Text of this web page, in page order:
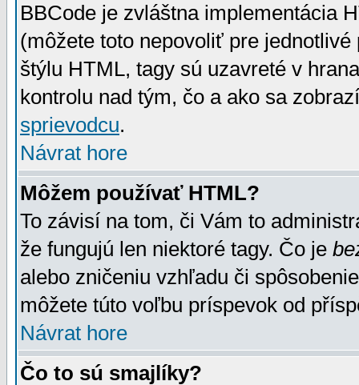
BBCode je zvláštna implementácia
(môžete toto nepovoliť pre
štýlu HTML, tagy sú uzavreté v
kontrolu nad tým, čo a ako sa
sprievodcu.
Návrat hore
Môžem používať HTML?
To závisí na tom, či Vám to
že fungujú len niektoré tagy. Čo je
alebo zničeniu vzhľadu či
môžete túto voľbu príspevok od
Návrat hore
Čo to sú smajlíky?